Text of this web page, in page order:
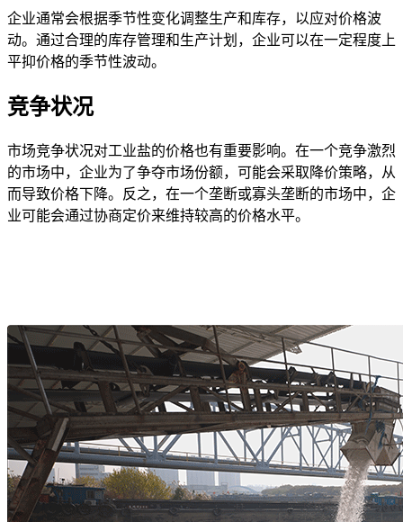
企业通常会根据季节性变化调整生产和库存，以应对价格波
动。通过合理的库存管理和生产计划，企业可以在一定程度上
平抑价格的季节性波动。
竞争状况
市场竞争状况对工业盐的价格也有重要影响。在一个竞争激烈
的市场中，企业为了争夺市场份额，可能会采取降价策略，从
而导致价格下降。反之，在一个垄断或寡头垄断的市场中，企
业可能会通过协商定价来维持较高的价格水平。